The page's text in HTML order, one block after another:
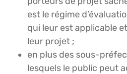
est le régime
qui leur est applicable
leur projet ;
en plus des sous-
lesquels le public peut